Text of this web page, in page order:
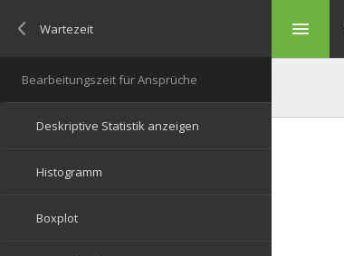
menu